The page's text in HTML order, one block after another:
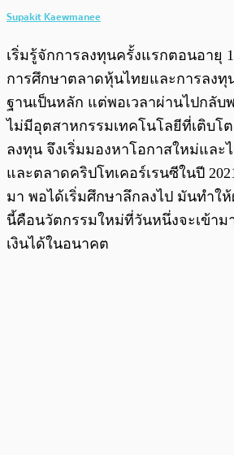
Supakit Kaewmanee
เริ่มรู้จักการลงทุนครั้งแรกตอนอายุ
การศึกษาตลาดหุ้นไทยและการลง
ฐานเป็นหลัก แต่พอเวลาผ่านไปกลับ
ไม่มีอุตสาหกรรมเทคโนโลยีที่เติบโ
ลงทุน จึงเริ่มมองหาโอกาสใหม่และ
และตลาดคริปโทเคอร์เรนซีในปี
มา พอได้เริ่มศึกษาลึกลงไป มันทำใ
นี้คือนวัตกรรมใหม่ที่วันหนึ่งจะเข้าม
เงินได้ในอนาคต